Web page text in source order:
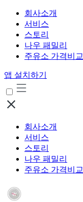
회사소개
서비스
스토리
나우 패밀리
주유소 가격비교
앱 설치하기
회사소개
서비스
스토리
나우 패밀리
주유소 가격비교